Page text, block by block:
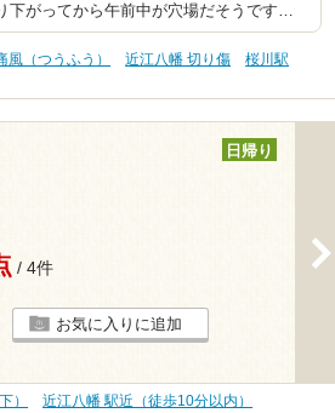
下がってから午前中が穴場だそうです…
風（つうふう） 近江八幡 切り傷
桜川駅
日帰り
/ 4件
お気に入りに追加
）
近江八幡 駅近（徒歩10分以内）